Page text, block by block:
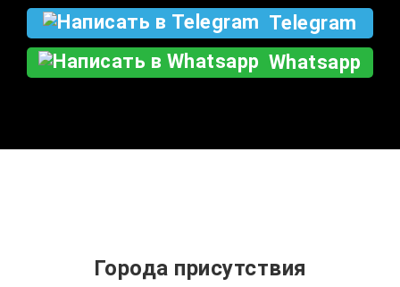
Telegram
Whatsapp
Города присутствия